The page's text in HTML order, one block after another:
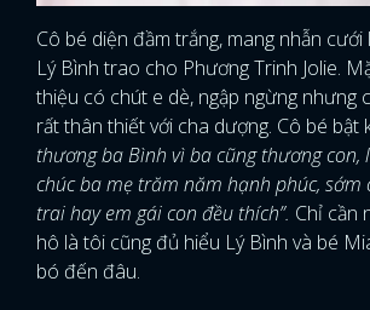
Cô bé diện đầm trắng, mang nhẫn
Lý Bình trao cho Phương Trinh Jolie.
thiệu có chút e dè, ngập ngừng nhưng
rất thân thiết với cha dượng. Cô bé bật
thương ba Bình vì ba cũng thương con,
chúc ba mẹ trăm năm hạnh phúc, sớm
trai hay em gái con đều thích”. Chỉ cần
hô là tôi cũng đủ hiểu Lý Bình và bé
bó đến đâu.